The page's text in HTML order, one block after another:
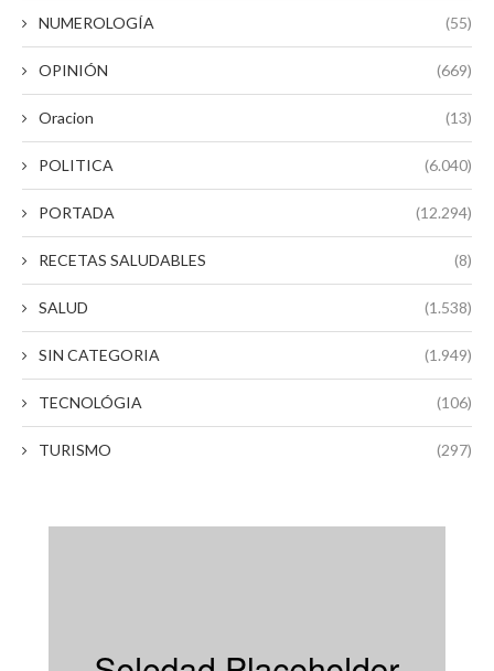
NUMEROLOGÍA (55)
OPINIÓN (669)
Oracion (13)
POLITICA (6.040)
PORTADA (12.294)
RECETAS SALUDABLES (8)
SALUD (1.538)
SIN CATEGORIA (1.949)
TECNOLÓGIA (106)
TURISMO (297)